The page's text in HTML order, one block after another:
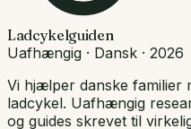
Ladcykelguiden
Uafhængig · Dansk · 2026
Vi hjælper danske familier
ladcykel. Uafhængig
og guides skrevet til